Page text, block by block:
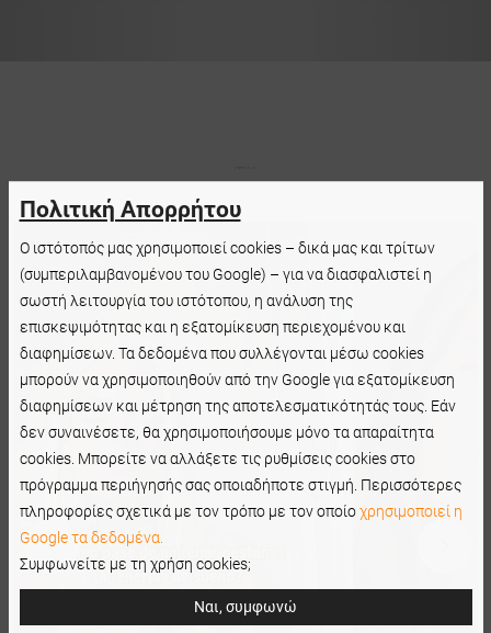
Πολιτική Απορρήτου
Ο ιστότοπός μας χρησιμοποιεί cookies – δικά μας και τρίτων
(συμπεριλαμβανομένου του Google) – για να διασφαλιστεί η
σωστή λειτουργία του ιστότοπου, η ανάλυση της
επισκεψιμότητας και η εξατομίκευση περιεχομένου και
διαφημίσεων. Τα δεδομένα που συλλέγονται μέσω cookies
μπορούν να χρησιμοποιηθούν από την Google για εξατομίκευση
διαφημίσεων και μέτρηση της αποτελεσματικότητάς τους. Εάν
δεν συναινέσετε, θα χρησιμοποιήσουμε μόνο τα απαραίτητα
cookies. Μπορείτε να αλλάξετε τις ρυθμίσεις cookies στο
πρόγραμμα περιήγησής σας οποιαδήποτε στιγμή. Περισσότερες
πληροφορίες σχετικά με τον τρόπο με τον οποίοχρησιμοποιεί η
Google τα δεδομένα.
Συμφωνείτε με τη χρήση cookies;
Ναι, συμφωνώ